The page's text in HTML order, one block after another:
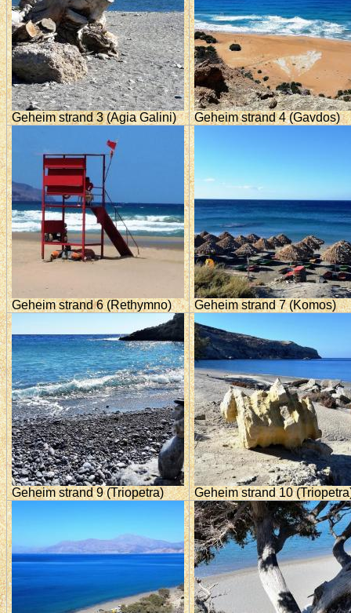
Geheim strand 3 (Agia Galini) Geheim strand 4 (Gavdos)
Geheim strand 6 (Rethymno) Geheim strand 7 (Komos)
Geheim strand 9 (Triopetra) Geheim strand 10